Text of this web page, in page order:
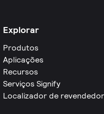
Explorar
Produtos
Aplicações
Recursos
Serviços Signify
Localizador de